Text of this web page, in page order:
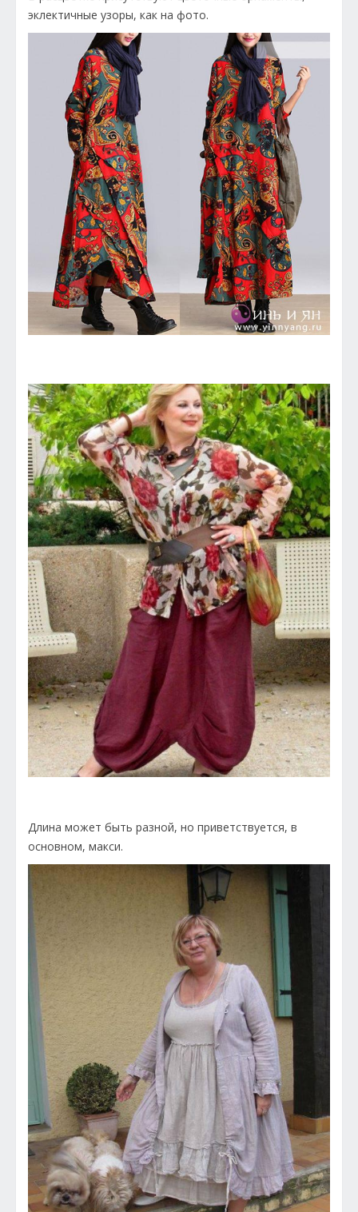
эклектичные узоры, как на фото.
Длина может быть разной, но приветствуется, в
основном, макси.